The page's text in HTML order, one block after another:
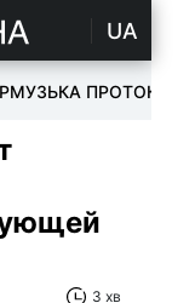
UA
ПРОТОКА
3 хв